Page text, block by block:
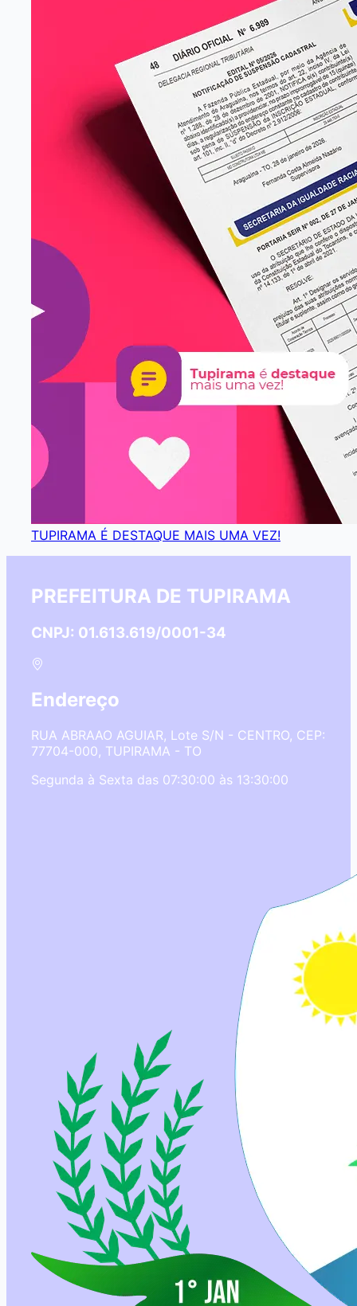
TUPIRAMA É DESTAQUE MAIS UMA VEZ!
PREFEITURA DE TUPIRAMA
CNPJ: 01.613.619/0001-34
Endereço
RUA ABRAAO AGUIAR, Lote S/N - CENTRO, CEP:
77704-000, TUPIRAMA - TO
Segunda à Sexta das 07:30:00 às 13:30:00